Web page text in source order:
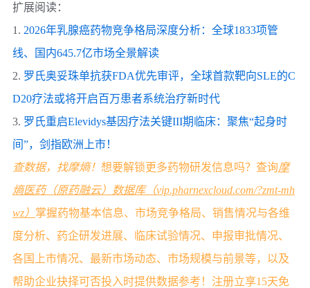
扩展阅读：
1. 2026年乳腺癌药物竞争格局深度分析：全球1833项管
线、国内645.7亿市场全景解读
2. 罗氏奥妥珠单抗获FDA优先审评，全球首款靶向SLE的C
D20疗法或将开启百万患者系统治疗新时代
3. 罗氏重启Elevidys基因疗法关键III期临床：聚焦“起身时
间”，剑指欧洲上市！
查数据，找摩熵！ 想要解锁更多药物研发信息吗？查询摩
熵医药（原药融云）数据库（vip.pharnexcloud.com/?zmt-mh
wz） 掌握药物基本信息、市场竞争格局、销售情况与各维
度分析、药企研发进展、临床试验情况、申报审批情况、
各国上市情况、最新市场动态、市场规模与前景等，以及
帮助企业抉择可否投入时提供数据参考！注册立享15天免